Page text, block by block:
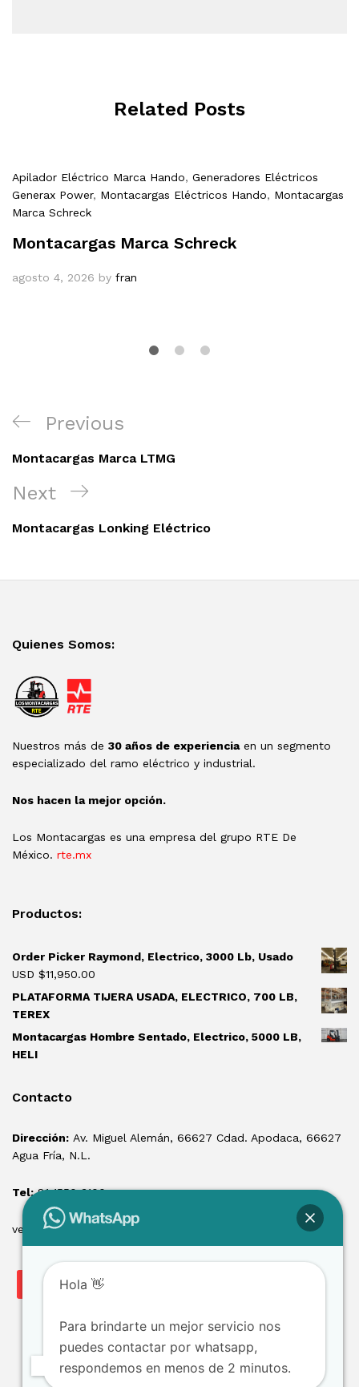
Related Posts
Apilador Eléctrico Marca Hando, Generadores Eléctricos
Generax Power, Montacargas Eléctricos Hando, Montacargas
Marca Schreck
Montacargas Marca Schreck
agosto 4, 2026 by fran
Navegación
entradas
Previous
Post
Previous
Montacargas Marca LTMG
Next
Post
Next
Montacargas Lonking Eléctrico
Quienes Somos:
Nuestros más de 30 años de experienciaen un segmento
especializado del ramo eléctrico y industrial.
Nos hacen la mejor opción.
Los Montacargas es una empresa del grupo RTE De
México. rte.mx
Productos:
Order Picker Raymond, Electrico, 3000 Lb, Usado
USD $11,950.00
PLATAFORMA TIJERA USADA, ELECTRICO, 700 LB,
TEREX
Montacargas Hombre Sentado, Electrico, 5000 LB,
HELI
Contacto
Dirección: Av. Miguel Alemán, 66627 Cdad. Apodaca, 66627
Agua Fría, N.L.
Tel:81 1550 3100
ventas@losmontacargas.mx
Hola 👋
Para brindarte un mejor servicio nos
puedes contactar por whatsapp,
respondemos en menos de 2 minutos.